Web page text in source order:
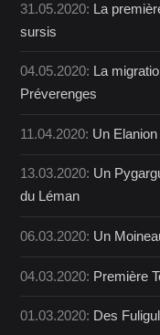
31.05.2020: La
sursis
04.05.2020: La
Préverenges
11.04.2020: Un
13.03.2020: Un
du Léman
06.03.2020: Un
04.03.2020: Première
01.03.2020: Des